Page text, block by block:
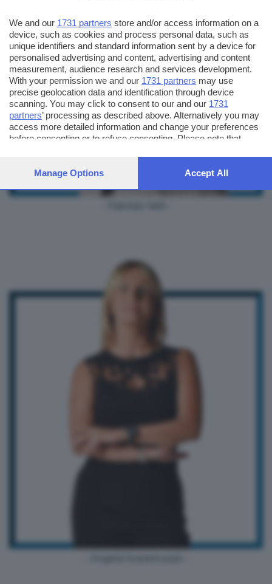
We and our 1731 partners store and/or access information on a
device, such as cookies and process personal data, such as
unique identifiers and standard information sent by a device for
personalised advertising and content, advertising and content
measurement, audience research and services development.
With your permission we and our 1731 partners may use
precise geolocation data and identification through device
scanning. You may click to consent to our and our 1731
partners’ processing as described above. Alternatively you may
access more detailed information and change your preferences
before consenting or to refuse consenting. Please note that
preferences will apply to this website only. You can change your
to this site and clicking the privacy policybutton at the bottom of
Manage Options Accept All